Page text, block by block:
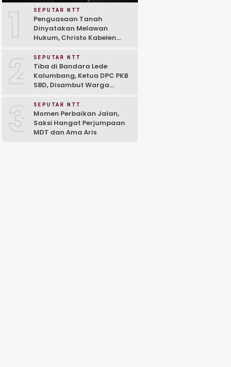
1 SEPUTAR NTT
Penguasaan Tanah
Dinyatakan Melawan
Hukum, Christo Kabelen
Kemenangan di PN
Larantuka
2 SEPUTAR NTT
Tiba di Bandara Lede
Kalumbang, Ketua DPC PKB
SBD, Disambut Warga
3 SEPUTAR NTT
Momen Perbaikan Jalan,
Saksi Hangat Perjumpaan
MDT dan Ama Aris